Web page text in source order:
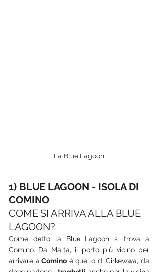
La Blue Lagoon
1) BLUE LAGOON - ISOLA DI
COMINO
COME SI ARRIVA ALLA BLUE
LAGOON?
Come detto la Blue Lagoon si trova a
Comino. Da Malta, il porto più vicino per
arrivare a Comino è quello di Cirkewwa, da